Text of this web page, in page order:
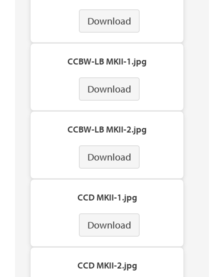
Download
CCBW-LB MKII-1.jpg
Download
CCBW-LB MKII-2.jpg
Download
CCD MKII-1.jpg
Download
CCD MKII-2.jpg